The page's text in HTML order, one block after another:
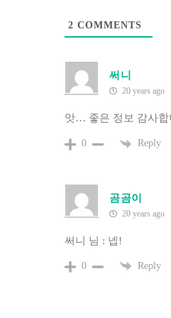
2 COMMENTS
써니
20 years ago
앗… 좋은 정보 감사
0 Reply
곰곰이
20 years ago
써니 님 : 넵!
0 Reply